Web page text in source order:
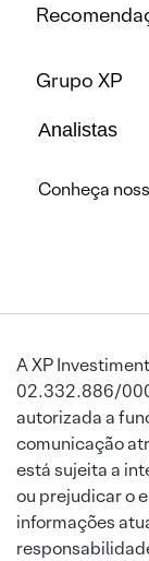
Grupo XP
Analistas
Conheça
A XP
02.332.886/
autorizada a
comunicação
está sujeita a
ou prejudicar o
informações